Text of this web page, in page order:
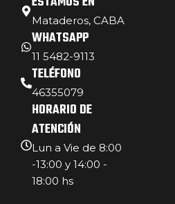
Mataderos, CABA
WHATSAPP
11 5482-9113
TELÉFONO
46355079
HORARIO DE
ATENCIÓN
Lun a Vie de 8:00
-13:00 y 14:00 -
18:00 hs